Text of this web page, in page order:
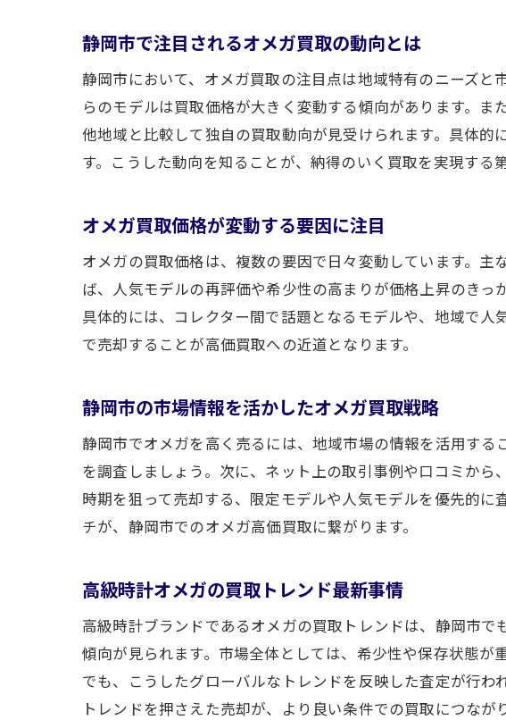
静岡
高級
オメ
静岡
オメ
査定
市場
時計の状
オメ
査定
信頼でき
静岡
静岡市で注目されるオメガ買取の動向とは
静岡市において、オメガ買取の注目点は地域特有のニーズ
らのモデルは買取価格が大きく変動する傾向があります。
他地域と比較して独自の買取動向が見受けられます。具体
す。こうした動向を知ることが、納得のいく買取を実現する
オメガ買取価格が変動する要因に注目
オメガの買取価格は、複数の要因で日々変動しています。
ば、人気モデルの再評価や希少性の高まりが価格上昇のきっ
具体的には、コレクター間で話題となるモデルや、地域で
で売却することが高価買取への近道となります。
静岡市の市場情報を活かしたオメガ買取戦略
静岡市でオメガを高く売るには、地域市場の情報を活用す
を調査しましょう。次に、ネット上の取引事例や口コミか
時期を狙って売却する、限定モデルや人気モデルを優先的
チが、静岡市でのオメガ高価買取に繋がります。
高級時計オメガの買取トレンド最新事情
高級時計ブランドであるオメガの買取トレンドは、静岡市
傾向が見られます。市場全体としては、希少性や保存状態
でも、こうしたグローバルなトレンドを反映した査定が行わ
トレンドを押さえた売却が、より良い条件での買取につなが